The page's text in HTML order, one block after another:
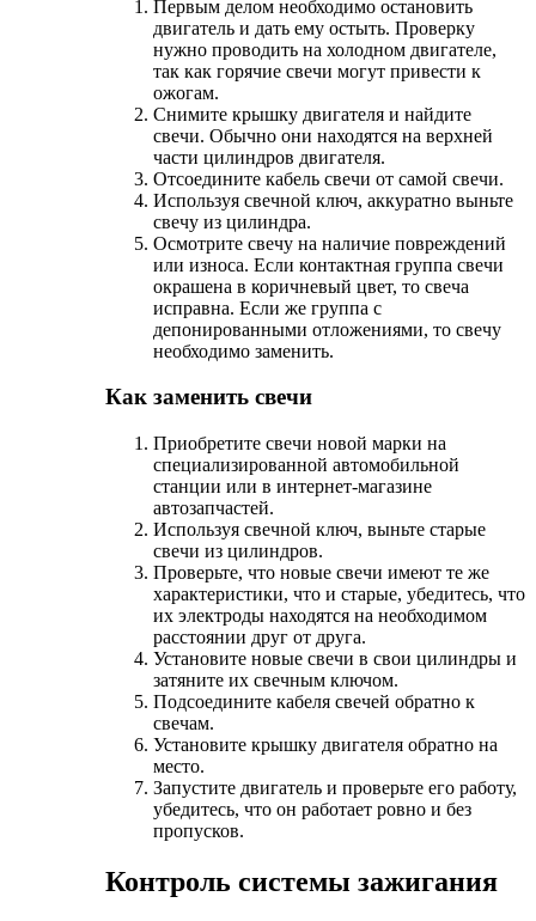
Первым делом необходимо остановить
двигатель и дать ему остыть. Проверку
нужно проводить на холодном двигателе,
так как горячие свечи могут привести к
ожогам.
Снимите крышку двигателя и найдите
свечи. Обычно они находятся на верхней
части цилиндров двигателя.
Отсоедините кабель свечи от самой свечи.
Используя свечной ключ, аккуратно выньте
свечу из цилиндра.
Осмотрите свечу на наличие повреждений
или износа. Если контактная группа свечи
окрашена в коричневый цвет, то свеча
исправна. Если же группа с
депонированными отложениями, то свечу
необходимо заменить.
Как заменить свечи
Приобретите свечи новой марки на
специализированной автомобильной
станции или в интернет-магазине
автозапчастей.
Используя свечной ключ, выньте старые
свечи из цилиндров.
Проверьте, что новые свечи имеют те же
характеристики, что и старые, убедитесь, что
их электроды находятся на необходимом
расстоянии друг от друга.
Установите новые свечи в свои цилиндры и
затяните их свечным ключом.
Подсоедините кабеля свечей обратно к
свечам.
Установите крышку двигателя обратно на
место.
Запустите двигатель и проверьте его работу,
убедитесь, что он работает ровно и без
пропусков.
Контроль системы зажигания